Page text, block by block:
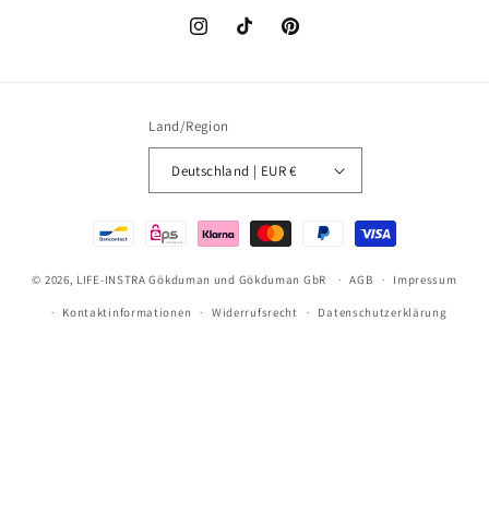
InstagramTikTok Pinterest
Land/Region
Deutschland | EUR €
Zahlungsmethoden
© 2026, LIFE-INSTRA Gökduman und Gökduman GbR AGB Impressum
Kontaktinformationen Widerrufsrecht Datenschutzerklärung